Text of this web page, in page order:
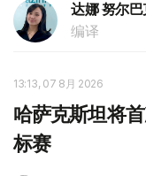
达娜 努尔巴
编译
13:13, 07 8月 2026
哈萨克斯坦将
标赛